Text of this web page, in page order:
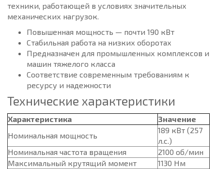
техники, работающей в условиях значительных
механических нагрузок.
Повышенная мощность — почти 190 кВт
Стабильная работа на низких оборотах
Предназначен для промышленных комплексов и
машин тяжелого класса
Соответствие современным требованиям к
ресурсу и надежности
Технические характеристики
Характеристика
Значение
Номинальная мощность
189 кВт (257
л.с.)
Номинальная частота вращения
2100 об/мин
Максимальный крутящий момент
1130 Нм